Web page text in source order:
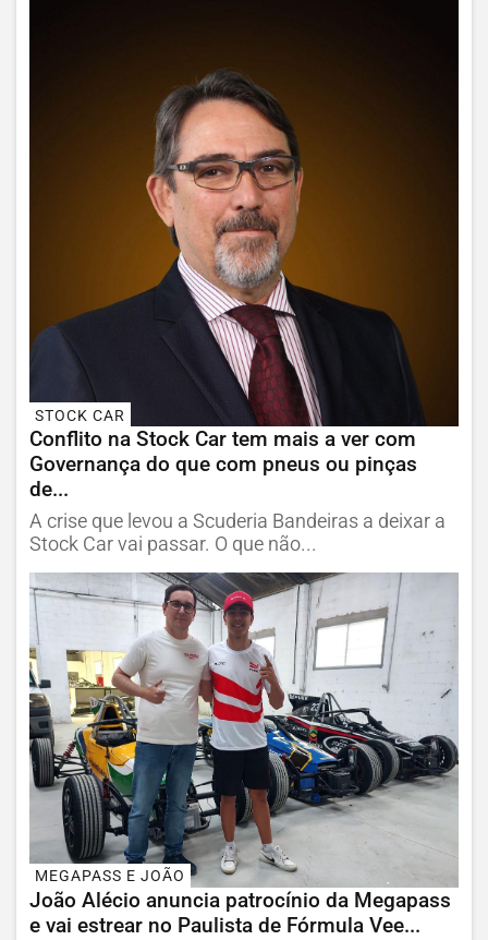
STOCK CAR
Conflito na Stock Car tem mais a ver com
Governança do que com pneus ou pinças
de...
A crise que levou a Scuderia Bandeiras a deixar a
Stock Car vai passar. O que não...
MEGAPASS E JOÃO
João Alécio anuncia patrocínio da Megapass
e vai estrear no Paulista de Fórmula Vee...